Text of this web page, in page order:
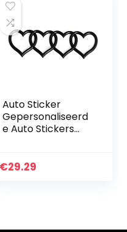
Auto Sticker
Gepersonaliseerd
e Auto Stickers
Styling Stick Auto
€29.29